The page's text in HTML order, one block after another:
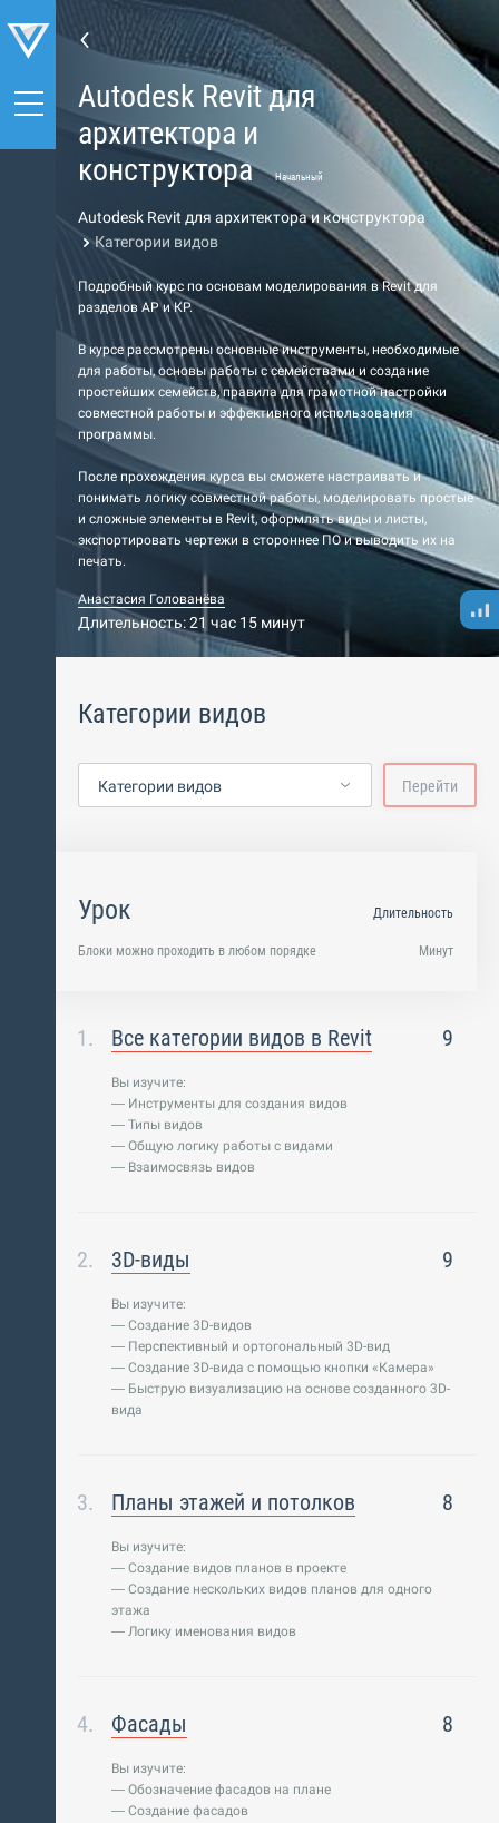
Autodesk Revit для
архитектора и
конструктора
Начальный
Autodesk Revit для архитектора и конструктора
Категории видов
Подробный курс по основам моделирования в Revit для
разделов АР и КР.
В курсе рассмотрены основные инструменты, необходимые
для работы, основы работы с семействами и создание
простейших семейств, правила для грамотной настройки
совместной работы и эффективного использования
программы.
После прохождения курса вы сможете настраивать и
понимать логику совместной работы, моделировать простые
и сложные элементы в Revit, оформлять виды и листы,
экспортировать чертежи в стороннее ПО и выводить их на
печать.
Анастасия Голованёва
Длительность: 21 час 15 минут
Категории видов
Категории видов Перейти
Урок
Блоки можно проходить в любом порядке
Длительность
Минут
Все категории видов в Revit 9
Вы изучите:
— Инструменты для создания видов
— Типы видов
— Общую логику работы с видами
— Взаимосвязь видов
3D-виды 9
Вы изучите:
— Создание 3D-видов
— Перспективный и ортогональный 3D-вид
— Создание 3D-вида с помощью кнопки «Камера»
— Быструю визуализацию на основе созданного 3D-
вида
Планы этажей и потолков 8
Вы изучите:
— Создание видов планов в проекте
— Создание нескольких видов планов для одного
этажа
— Логику именования видов
Фасады 8
Вы изучите:
— Обозначение фасадов на плане
— Создание фасадов